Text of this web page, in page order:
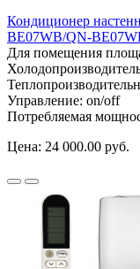
Кондиционер
BE07WB/QN-
Для помещения
Управление: on/off
Потребляемая
Цена: 24 000.00 руб.